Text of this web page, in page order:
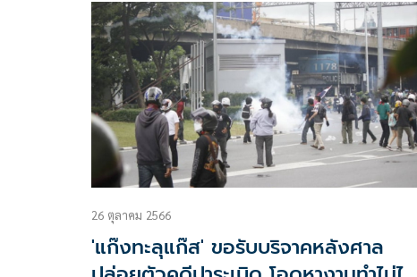
26 ตุลาคม 2566
'แก๊งทะลุแก๊ส' ขอรับบริจาคหลังศาล